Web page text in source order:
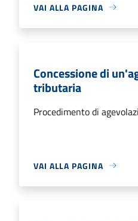
VAI ALLA PAGINA
Concessione di
tributaria
Procedimento di
VAI ALLA PAGINA